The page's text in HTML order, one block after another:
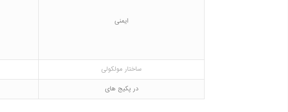
ایمنی
ساختار مولکولی
در پکیج های